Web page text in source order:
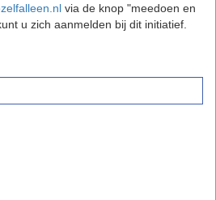
via de knop "meedoen en
u zich aanmelden bij dit initiatief.